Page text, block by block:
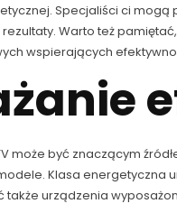
Specjaliści ci
Warto też
wspierających
może być znaczącym
Klasa energetyczna
urządzenia